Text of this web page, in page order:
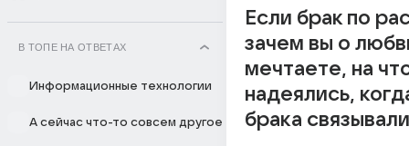
В ТОПЕ НА ОТВЕТАХ
Информационные технологии
А сейчас что-то совсем другое
Если брак по
зачем вы о
мечтаете, на
надеялись,
брака